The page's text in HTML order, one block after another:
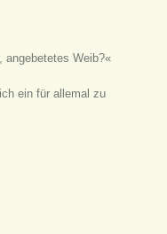
angebetetes Weib?«
ein für allemal zu